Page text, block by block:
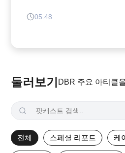
05:48
둘러보기 DBR 주요 아티클
전체 스페셜 리포트 케